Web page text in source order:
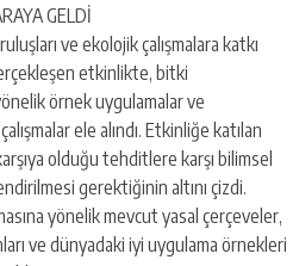
GELDİ
ve ekolojik çalışmalara katkı
etkinlikte, bitki
örnek uygulamalar ve
ele alındı. Etkinliğe katılan
olduğu tehditlere karşı bilimsel
gerektiğinin altını çizdi.
yönelik mevcut yasal çerçeveler,
ve dünyadaki iyi uygulama örnekleri